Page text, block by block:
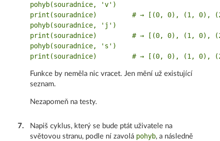
pohyb(souradnice, 'v')
print(souradnice)         # → [(0, 0), (1, 0),
pohyb(souradnice, 'j')
print(souradnice)         # → [(0, 0), (1, 0),
pohyb(souradnice, 's')
Funkce by neměla nic vracet. Jen mění už existující
seznam.
Nezapomeň na testy.
7.
Napiš cyklus, který se bude ptát uživatele na
světovou stranu, podle ní zavolá pohyb, a následně